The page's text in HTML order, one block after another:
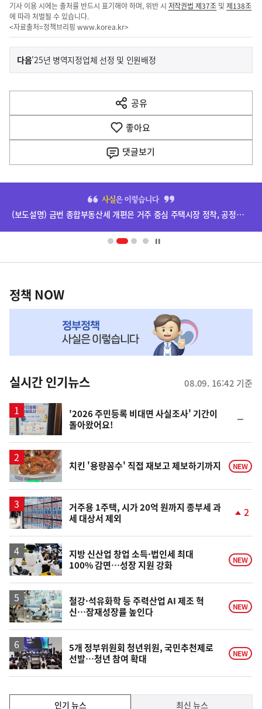
기사 이용 시에는 출처를 반드시 표기해야 하며, 위반 시 저작권법 제37조 및제138조
에 따라 처벌될 수 있습니다.
<자료출처=정책브리핑 www.korea.kr>
이
전
다
음
다음기
사
'25년 병역지정업체 선정 및 인원배정
공유
열
기
좋아요
댓글보기
배
영
(보도설명) 금번 종합부동산세 개편은 거주 중심 주택시장 정착, 공정과세 및 과세형평 제고를 위한 것입니다.
책
NOW,
뉴
스
정책 NOW
실시간 인기뉴스 08.09. 16:42 기준
'2026 주민등록 비대면 사실조사' 기간이
돌아왔어요!
일
치킨 '용량꼼수' 직접 재보고 제보하기까지 NEW
거주용 1주택, 시가 20억 원까지 종부세 과
세 대상서 제외
승
2
지방 신산업 창업 소득·법인세 최대
100% 감면…성장 지원 강화
NEW
철강·석유화학 등 주력산업 AI 제조 혁
신…잠재성장률 높인다
NEW
5개 정부위원회 청년위원, 국민추천제로
선발…청년 참여 확대
NEW
인기 뉴스 최신 뉴스